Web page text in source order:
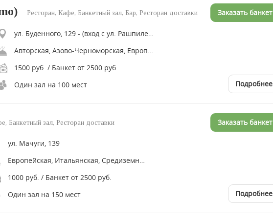
Ресторан, Кафе, Банкетный зал, Бар, Ресторан доставки
1500 руб. / Банкет от 2500 руб.
Один зал на 100 мест
Подробнее
Заказать банкет
Банкетный зал, Ресторан доставки
ул. Мачуги, 139
1000 руб. / Банкет от 2500 руб.
Один зал на 150 мест
Подробнее
Заказать банкет